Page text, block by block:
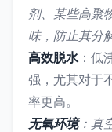
剂、某些高聚
味，防止其分
高效脱水：低
强，尤其对于
率更高。
无氧环境：真